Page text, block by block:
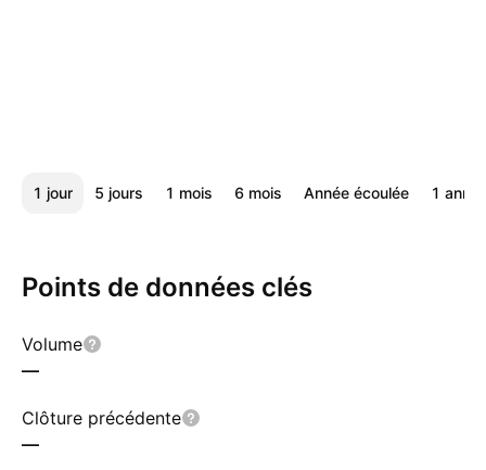
1 jour 5 jours 1 mois 6 mois Année écoulée 1
Points de données clés
Volume
—
Clôture précédente
—